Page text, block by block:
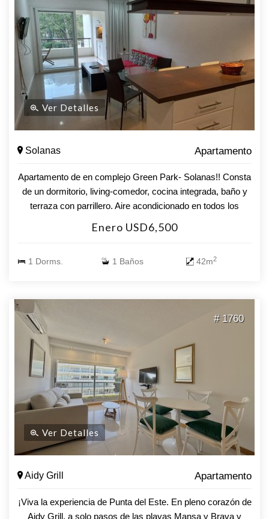
Ver Detalles
Solanas Apartamento
Apartamento de en complejo Green Park- Solanas!! Consta
de un dormitorio, living-comedor, cocina integrada, baño y
terraza con parrillero. Aire acondicionado en todos los
mucamas. Acceso a todas las Actividades de Solanas
Enero USD6,500
1 Dorms. 1 Baños 42m2
# 1760
Ver Detalles
Aidy Grill Apartamento
¡Viva la experiencia de Punta del Este. En pleno corazón de
Aidy Grill, a solo pasos de las playas Mansa y Brava y